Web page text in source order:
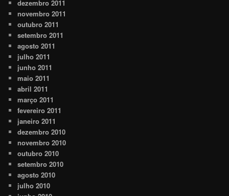
dezembro 2011
novembro 2011
outubro 2011
setembro 2011
agosto 2011
julho 2011
junho 2011
maio 2011
abril 2011
março 2011
fevereiro 2011
janeiro 2011
dezembro 2010
novembro 2010
outubro 2010
setembro 2010
agosto 2010
julho 2010